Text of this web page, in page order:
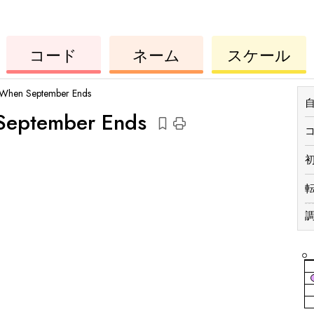
ク
レ
レ
コード
コ
ー
ド
ネーム
ウ
ク
レ
スケール
September Ends
Ends
ー
ド